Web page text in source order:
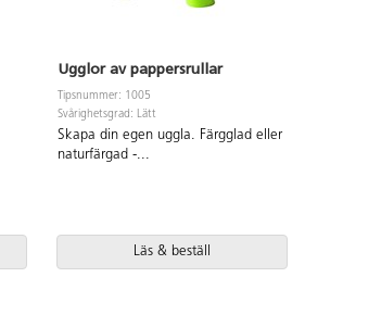
Ugglor av pappersrullar
Tipsnummer: 1005
Svårighetsgrad: Lätt
Skapa din egen uggla. Färgglad eller
naturfärgad -...
Läs & beställ